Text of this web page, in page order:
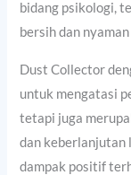
bidang psikologi,
bersih dan
Dust Collector
untuk mengatasi
tetapi juga
dan keberlanjutan
dampak positif